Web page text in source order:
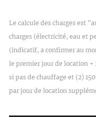
Le calcule des charges est
charges (électricité, eau et
(indicatif, a confirmer au
le premier jour de location
si pas de chauffage et (2)
par jour de location